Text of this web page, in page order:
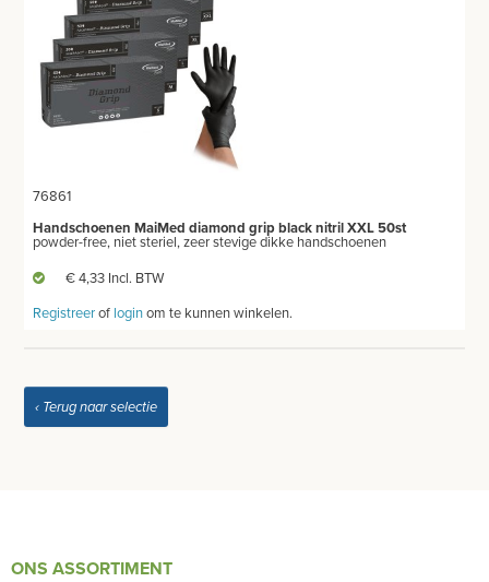
76861
Handschoenen MaiMed diamond grip black nitril XXL 50st
powder-free, niet steriel, zeer stevige dikke handschoenen
€ 4,33 Incl. BTW
Registreerof loginom te kunnen winkelen.
‹ Terug naar selectie
ONS ASSORTIMENT